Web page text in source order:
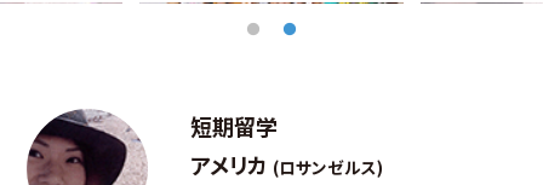
短期留学
アメリカ (ロサンゼルス)